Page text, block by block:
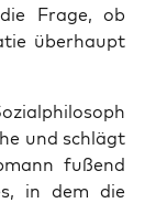
Fra­ge, ob
über­haupt
und schlägt
fußend
in dem die